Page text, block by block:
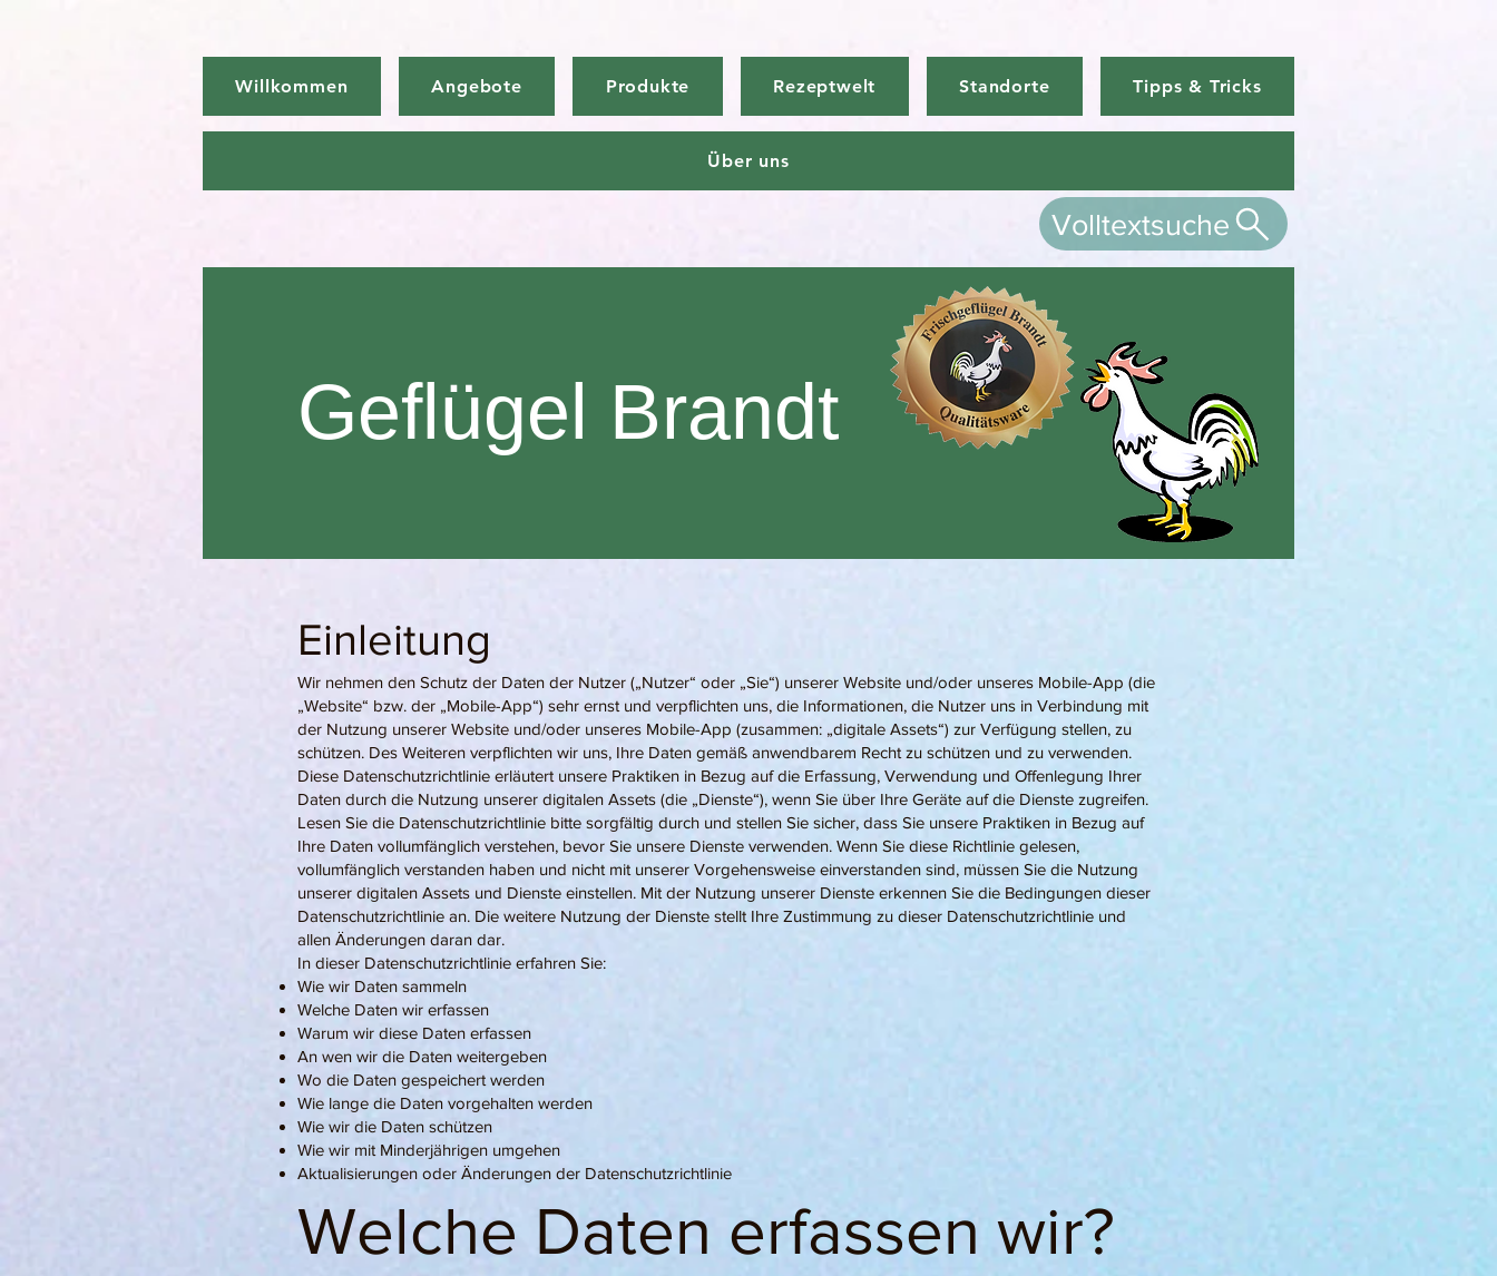
Willkommen Angebote Produkte Rezeptwelt Standorte Tipps & Tricks
Über uns
Volltextsuche
Geflügel Brandt
Einleitung
Wir nehmen den Schutz der Daten der Nutzer („Nutzer“ oder „Sie“) unserer Website und/oder unseres Mobile-App (die
„Website“ bzw. der „Mobile-App“) sehr ernst und verpflichten uns, die Informationen, die Nutzer uns in Verbindung mit
der Nutzung unserer Website und/oder unseres Mobile-App (zusammen: „digitale Assets“) zur Verfügung stellen, zu
schützen. Des Weiteren verpflichten wir uns, Ihre Daten gemäß anwendbarem Recht zu schützen und zu verwenden.
Diese Datenschutzrichtlinie erläutert unsere Praktiken in Bezug auf die Erfassung, Verwendung und Offenlegung Ihrer
Daten durch die Nutzung unserer digitalen Assets (die „Dienste“), wenn Sie über Ihre Geräte auf die Dienste zugreifen.
Lesen Sie die Datenschutzrichtlinie bitte sorgfältig durch und stellen Sie sicher, dass Sie unsere Praktiken in Bezug auf
Ihre Daten vollumfänglich verstehen, bevor Sie unsere Dienste verwenden. Wenn Sie diese Richtlinie gelesen,
vollumfänglich verstanden haben und nicht mit unserer Vorgehensweise einverstanden sind, müssen Sie die Nutzung
unserer digitalen Assets und Dienste einstellen. Mit der Nutzung unserer Dienste erkennen Sie die Bedingungen dieser
Datenschutzrichtlinie an. Die weitere Nutzung der Dienste stellt Ihre Zustimmung zu dieser Datenschutzrichtlinie und
allen Änderungen daran dar.
In dieser Datenschutzrichtlinie erfahren Sie:
Wie wir Daten sammeln
Welche Daten wir erfassen
Warum wir diese Daten erfassen
An wen wir die Daten weitergeben
Wo die Daten gespeichert werden
Wie lange die Daten vorgehalten werden
Wie wir die Daten schützen
Wie wir mit Minderjährigen umgehen
Aktualisierungen oder Änderungen der Datenschutzrichtlinie
Welche Daten erfassen wir?